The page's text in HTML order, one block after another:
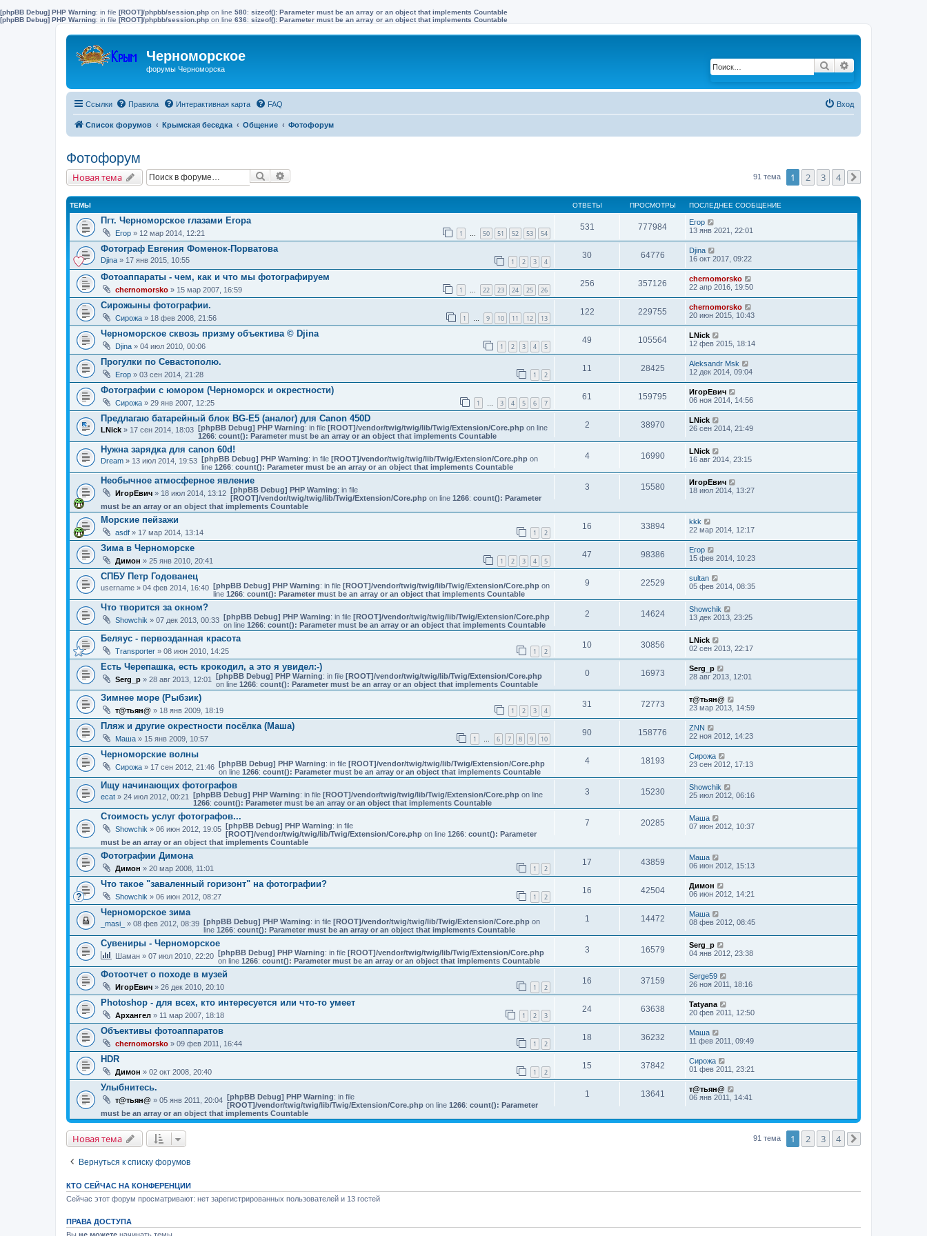
[phpBB Debug] PHP Warning: in file [ROOT]/phpbb/session.php on line 580: sizeof(): Parameter must be an array or an object that implements Countable
[phpBB Debug] PHP Warning: in file [ROOT]/phpbb/session.php on line 636: sizeof(): Parameter must be an array or an object that implements Countable
Черноморское
форумы Черноморска Поиск
Ссылки Правила Интерактивная карта FAQ Вход
Список форумов Крымская беседка Общение Фотофорум
Фотофорум
Новая тема Поиск 91 тема 1 2 3 4
ТЕМЫ ОТВЕТЫ ПРОСМОТРЫ ПОСЛЕДНЕЕ СООБЩЕНИЕ
Пгт. Черноморское глазами Егора
Егор » 12 мар 2014, 12:21 1 50 51 52 53 54
531 777984
Егор
13 янв 2021, 22:01
Фотограф Евгения Фоменок-Порватова
Djina » 17 янв 2015, 10:55 1 2 3 4
30 64776
Djina
16 окт 2017, 09:22
Фотоаппараты - чем, как и что мы фотографируем
chernomorsko » 15 мар 2007, 16:59 1 22 23 24 25 26
256 357126
chernomorsko
22 апр 2016, 19:50
Сирожыны фотографии.
Сирожа » 18 фев 2008, 21:56 1 9 10 11 12 13
122 229755
chernomorsko
20 июн 2015, 10:43
Черноморское сквозь призму объектива © Djina
Djina » 04 июл 2010, 00:06 1 2 3 4 5
49 105564
LNick
12 фев 2015, 18:14
Прогулки по Севастополю.
Егор » 03 сен 2014, 21:28 1 2
11 28425
Aleksandr Msk
12 дек 2014, 09:04
Фотографии с юмором (Черноморск и окрестности)
Сирожа » 29 янв 2007, 12:25 1 3 4 5 6 7
61 159795
ИгорЕвич
06 ноя 2014, 14:56
Предлагаю батарейный блок BG-E5 (аналог) для Canon 450D
LNick » 17 сен 2014, 18:03 [phpBB Debug] PHP Warning: in file [ROOT]/vendor/twig/twig/lib/Twig/Extension/Core.phpon line
1266: count(): Parameter must be an array or an object that implements Countable
2 38970
LNick
26 сен 2014, 21:49
Нужна зарядка для canon 60d!
Dream » 13 июл 2014, 19:53 [phpBB Debug] PHP Warning: in file [ROOT]/vendor/twig/twig/lib/Twig/Extension/Core.phpon
line 1266: count(): Parameter must be an array or an object that implements Countable
4 16990
LNick
16 авг 2014, 23:15
Необычное атмосферное явление
ИгорЕвич » 18 июл 2014, 13:12 [phpBB Debug] PHP Warning: in file
[ROOT]/vendor/twig/twig/lib/Twig/Extension/Core.phpon line 1266: count(): Parameter
must be an array or an object that implements Countable
3 15580
ИгорЕвич
18 июл 2014, 13:27
Морские пейзажи
asdf » 17 мар 2014, 13:14 1 2
16 33894
kkk
22 мар 2014, 12:17
Зима в Черноморске
Димон » 25 янв 2010, 20:41 1 2 3 4 5
47 98386
Егор
15 фев 2014, 10:23
СПБУ Петр Годованец
username » 04 фев 2014, 16:40 [phpBB Debug] PHP Warning: in file [ROOT]/vendor/twig/twig/lib/Twig/Extension/Core.phpon
line 1266: count(): Parameter must be an array or an object that implements Countable
9 22529
sultan
05 фев 2014, 08:35
Что творится за окном?
Showchik » 07 дек 2013, 00:33 [phpBB Debug] PHP Warning: in file [ROOT]/vendor/twig/twig/lib/Twig/Extension/Core.php
on line 1266: count(): Parameter must be an array or an object that implements Countable
2 14624
Showchik
13 дек 2013, 23:25
Беляус - первозданная красота
Transporter » 08 июн 2010, 14:25 1 2
10 30856
LNick
02 сен 2013, 22:17
Есть Черепашка, есть крокодил, а это я увидел:-)
Serg_p » 28 авг 2013, 12:01 [phpBB Debug] PHP Warning: in file [ROOT]/vendor/twig/twig/lib/Twig/Extension/Core.php
on line 1266: count(): Parameter must be an array or an object that implements Countable
0 16973
Serg_p
28 авг 2013, 12:01
Зимнее море (Рыбзик)
т@тьян@ » 18 янв 2009, 18:19 1 2 3 4
31 72773
т@тьян@
23 мар 2013, 14:59
Пляж и другие окрестности посёлка (Маша)
Маша » 15 янв 2009, 10:57 1 6 7 8 9 10
90 158776
ZNN
22 ноя 2012, 14:23
Черноморские волны
Сирожа » 17 сен 2012, 21:46 [phpBB Debug] PHP Warning: in file [ROOT]/vendor/twig/twig/lib/Twig/Extension/Core.php
on line 1266: count(): Parameter must be an array or an object that implements Countable
4 18193
Сирожа
23 сен 2012, 17:13
Ищу начинающих фотографов
ecat » 24 июл 2012, 00:21 [phpBB Debug] PHP Warning: in file [ROOT]/vendor/twig/twig/lib/Twig/Extension/Core.phpon line
1266: count(): Parameter must be an array or an object that implements Countable
3 15230
Showchik
25 июл 2012, 06:16
Стоимость услуг фотографов...
Showchik » 06 июн 2012, 19:05 [phpBB Debug] PHP Warning: in file
[ROOT]/vendor/twig/twig/lib/Twig/Extension/Core.phpon line 1266: count(): Parameter
must be an array or an object that implements Countable
7 20285
Маша
07 июн 2012, 10:37
Фотографии Димона
Димон » 20 мар 2008, 11:01 1 2
17 43859
Маша
06 июн 2012, 15:13
Что такое "заваленный горизонт" на фотографии?
Showchik » 06 июн 2012, 08:27 1 2
16 42504
Димон
06 июн 2012, 14:21
Черноморское зима
_masi_ » 08 фев 2012, 08:39 [phpBB Debug] PHP Warning: in file [ROOT]/vendor/twig/twig/lib/Twig/Extension/Core.phpon
line 1266: count(): Parameter must be an array or an object that implements Countable
1 14472
Маша
08 фев 2012, 08:45
Сувениры - Черноморское
Шаман » 07 июл 2010, 22:20 [phpBB Debug] PHP Warning: in file [ROOT]/vendor/twig/twig/lib/Twig/Extension/Core.php
on line 1266: count(): Parameter must be an array or an object that implements Countable
3 16579
Serg_p
04 янв 2012, 23:38
Фотоотчет о походе в музей
ИгорЕвич » 26 дек 2010, 20:10 1 2
16 37159
Serge59
26 ноя 2011, 18:16
Photoshop - для всех, кто интересуется или что-то умеет
Архангел » 11 мар 2007, 18:18 1 2 3
24 63638
Tatyana
20 фев 2011, 12:50
Объективы фотоаппаратов
chernomorsko » 09 фев 2011, 16:44 1 2
18 36232
Маша
11 фев 2011, 09:49
HDR
Димон » 02 окт 2008, 20:40 1 2
15 37842
Сирожа
01 фев 2011, 23:21
Улыбнитесь.
т@тьян@ » 05 янв 2011, 20:04 [phpBB Debug] PHP Warning: in file
[ROOT]/vendor/twig/twig/lib/Twig/Extension/Core.phpon line 1266: count(): Parameter
must be an array or an object that implements Countable
1 13641
т@тьян@
06 янв 2011, 14:41
Новая тема 91 тема 1 2 3 4
Вернуться к списку форумов
КТО СЕЙЧАС НА КОНФЕРЕНЦИИ
Сейчас этот форум просматривают: нет зарегистрированных пользователей и 13 гостей
ПРАВА ДОСТУПА
Вы не можете начинать темы